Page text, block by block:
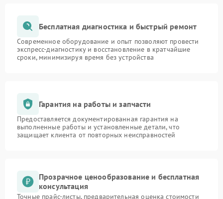
Бесплатная диагностика и быстрый ремонт
Современное оборудование и опыт позволяют провести
экспресс-диагностику и восстановление в кратчайшие
сроки, минимизируя время без устройства
Гарантия на работы и запчасти
Предоставляется документированная гарантия на
выполненные работы и установленные детали, что
защищает клиента от повторных неисправностей
Прозрачное ценообразование и бесплатная
консультация
Точные прайс-листы, предварительная оценка стоимости